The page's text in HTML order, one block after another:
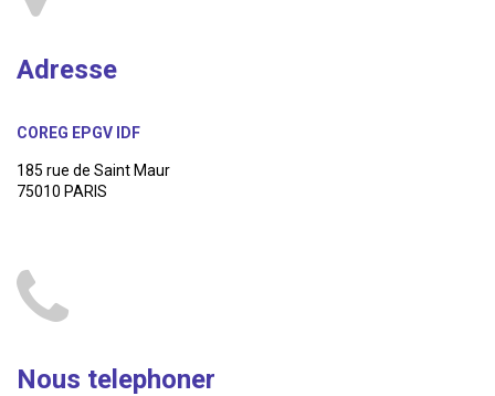
Adresse
COREG EPGV IDF
185 rue de Saint Maur
75010 PARIS
Nous telephoner